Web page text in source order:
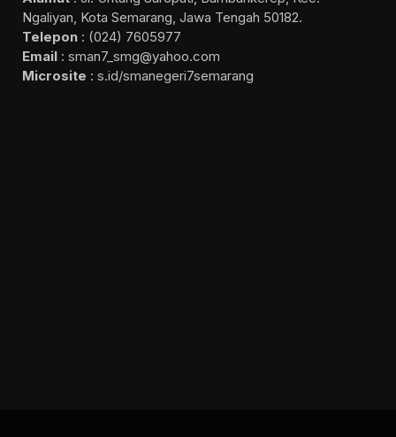
Ngaliyan, Kota Semarang, Jawa Tengah 50182.
Telepon : (024) 7605977
Email : sman7_smg@yahoo.com
Microsite : s.id/smanegeri7semarang